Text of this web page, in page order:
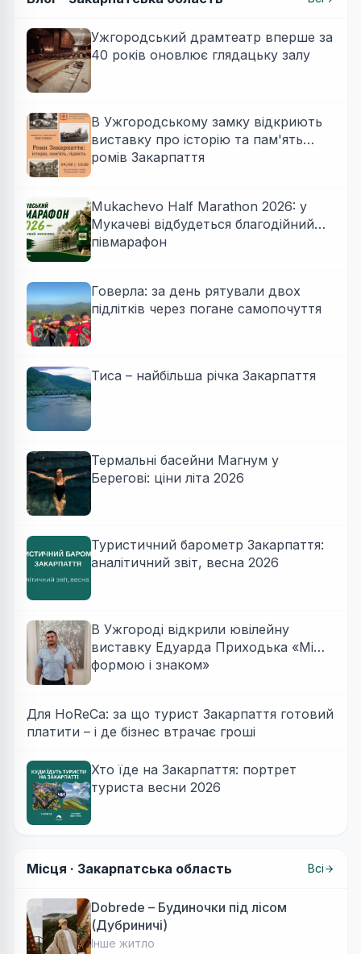
Ужгородський драмтеатр вперше за
40 років оновлює глядацьку залу
В Ужгородському замку відкриють
виставку про історію та пам'ять
ромів Закарпаття
Mukachevo Half Marathon 2026: у
Мукачеві відбудеться благодійний
півмарафон
Говерла: за день рятували двох
підлітків через погане самопочуття
Тиса – найбільша річка Закарпаття
Термальні басейни Магнум у
Берегові: ціни літа 2026
Туристичний барометр Закарпаття:
аналітичний звіт, весна 2026
В Ужгороді відкрили ювілейну
виставку Едуарда Приходька «Між
формою і знаком»
Для HoReCa: за що турист Закарпаття готовий
платити – і де бізнес втрачає гроші
Хто їде на Закарпаття: портрет
туриста весни 2026
Місця · Закарпатська область Всі
Dobrede – Будиночки під лісом
(Дубриничі)
Інше житло